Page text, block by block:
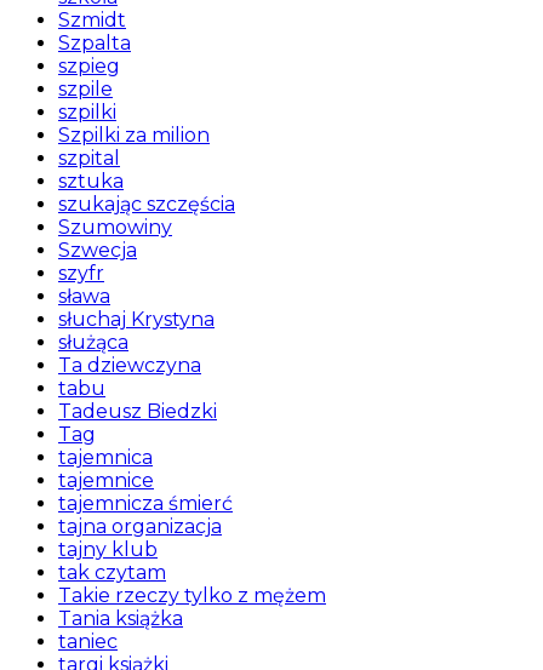
Szmidt
Szpalta
szpieg
szpile
szpilki
Szpilki za milion
szpital
sztuka
szukając szczęścia
Szumowiny
Szwecja
szyfr
sława
słuchaj Krystyna
służąca
Ta dziewczyna
tabu
Tadeusz Biedzki
Tag
tajemnica
tajemnice
tajemnicza śmierć
tajna organizacja
tajny klub
tak czytam
Takie rzeczy tylko z mężem
Tania książka
taniec
targi książki